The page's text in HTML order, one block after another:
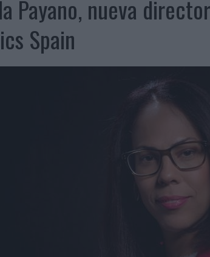
|
SYSTEM1 NOMBRA A KIMBERLY BASTONI COMO NUEVA DIRECTORA
| FRIGO Y UNIQLO LANZAN UNA COLECCIÓN PERSONALIZABLE
LA IA ESTÁ SUBIENDO EL LISTÓN DE LA CREATIVIDAD
FABRA COMUNICACIÓN INCORPORA A CASONÁ Y ASUME LA GESTIÓN
LOPESAN HOTELS & RESORTS ACERCA EL PARAÍSO CANARIO EN SU
LUIS ARQUILLOS (BURGO DE ARIAS): “LA CONSTRUCCIÓN DE MARCA
‘EL PARAÍSO MÁS CERCA’, DE 22GRADOS PARA LOPESAN HOTELS &
‘LA ÚNICA CERVEZA DEL MUNDO QUE SE DISFRUTA DOS VECES’, DE
‘EL FÚTBOL SIN LAS PERSONAS’, DE DENTSU CREATIVE PARA ORANGE
CAPAZ, LA CERVEZA QUE CONVIERTE CADA BOTELLA EN UNA
Payano, nueva
Spain